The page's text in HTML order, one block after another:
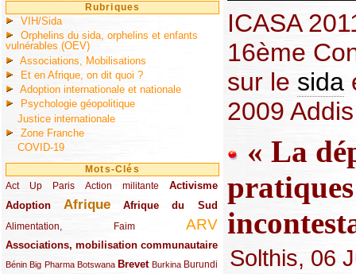
Rubriques
VIH/Sida
Orphelins du sida, orphelins et enfants
vulnérables (OEV)
Associations, Mobilisations
Et en Afrique, on dit quoi ?
Adoption internationale et nationale
Psychologie géopolitique
Justice internationale
Zone Franche
COVID-19
Mots-Clés
Act Up Paris
(49/289) Action militante
(32/289) Activisme
(73/289)
Adoption
(82/289) Afrique
(161/289) Afrique du Sud
(73/289)
Alimentation, Faim
(48/289) ARV
(203/289)
Associations, mobilisation communautaire
(65/289)
Bénin
(13/289)Big Pharma
(16/289) Botswana
(9/289) Brevet
(83/289) Burkina
(18/289) Burundi
(30/289)
ICASA
16ème
sur le sida
2009
« La
pratiques
Solthis, 06